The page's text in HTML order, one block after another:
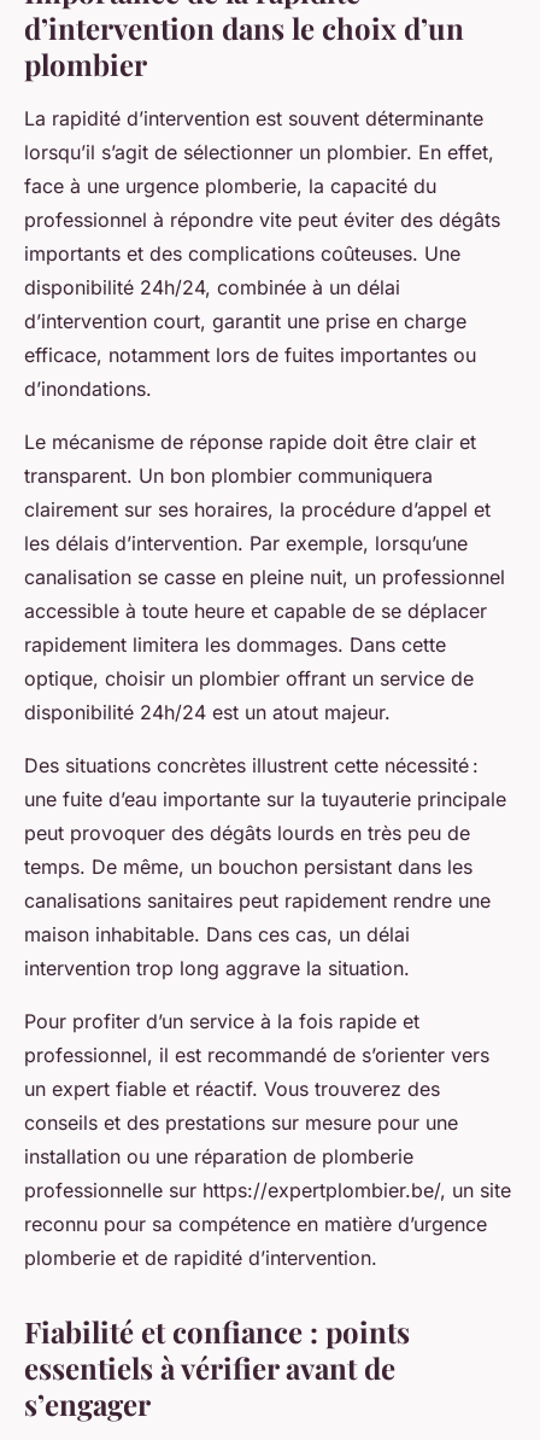
d’intervention dans le choix d’un
plombier
La rapidité d’intervention est souvent déterminante
lorsqu’il s’agit de sélectionner un plombier. En effet,
face à une urgence plomberie, la capacité du
professionnel à répondre vite peut éviter des dégâts
importants et des complications coûteuses. Une
disponibilité 24h/24, combinée à un délai
d’intervention court, garantit une prise en charge
efficace, notamment lors de fuites importantes ou
d’inondations.
Le mécanisme de réponse rapide doit être clair et
transparent. Un bon plombier communiquera
clairement sur ses horaires, la procédure d’appel et
les délais d’intervention. Par exemple, lorsqu’une
canalisation se casse en pleine nuit, un professionnel
accessible à toute heure et capable de se déplacer
rapidement limitera les dommages. Dans cette
optique, choisir un plombier offrant un service de
disponibilité 24h/24 est un atout majeur.
Des situations concrètes illustrent cette nécessité :
une fuite d’eau importante sur la tuyauterie principale
peut provoquer des dégâts lourds en très peu de
temps. De même, un bouchon persistant dans les
canalisations sanitaires peut rapidement rendre une
maison inhabitable. Dans ces cas, un délai
intervention trop long aggrave la situation.
Pour profiter d’un service à la fois rapide et
professionnel, il est recommandé de s’orienter vers
un expert fiable et réactif. Vous trouverez des
conseils et des prestations sur mesure pour une
installation ou une réparation de plomberie
professionnelle sur https://expertplombier.be/, un site
reconnu pour sa compétence en matière d’urgence
plomberie et de rapidité d’intervention.
Fiabilité et confiance : points
essentiels à vérifier avant de
s’engager